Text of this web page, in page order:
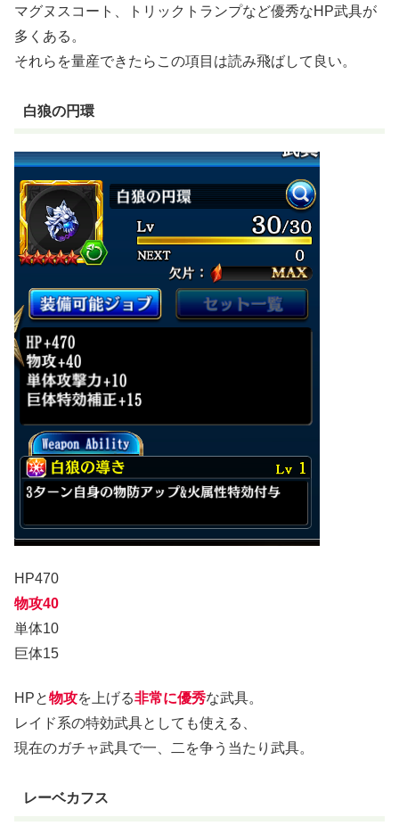
マグヌスコート、トリックトランプなど優秀なHP武具が
多くある。
それらを量産できたらこの項目は読み飛ばして良い。
白狼の円環
HP470
物攻40
単体10
巨体15
HPと物攻を上げる非常に優秀な武具。
レイド系の特効武具としても使える、
現在のガチャ武具で一、二を争う当たり武具。
レーベカフス